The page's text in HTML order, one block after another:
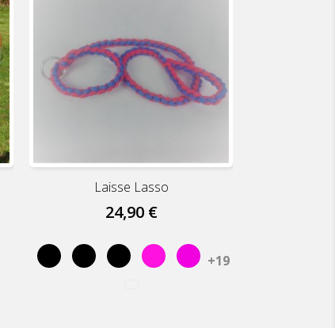
Laisse Lasso
24,90 €
Noir Noir Noir Rose Rose+19